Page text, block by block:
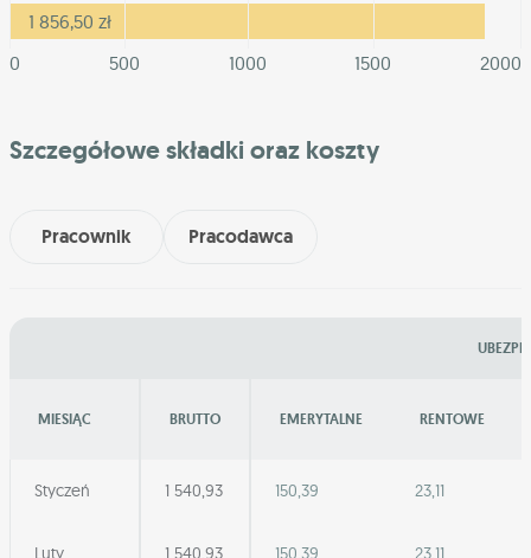
1 856,50 zł
0
500 1000 1500 2000
Szczegółowe składki oraz koszty
Pracownik Pracodawca
MIESIĄC BRUTTO EMERYTALNE RENTOWE
Styczeń 1 540,93 150,39 23,11
Luty 1 540,93 150,39 23,11